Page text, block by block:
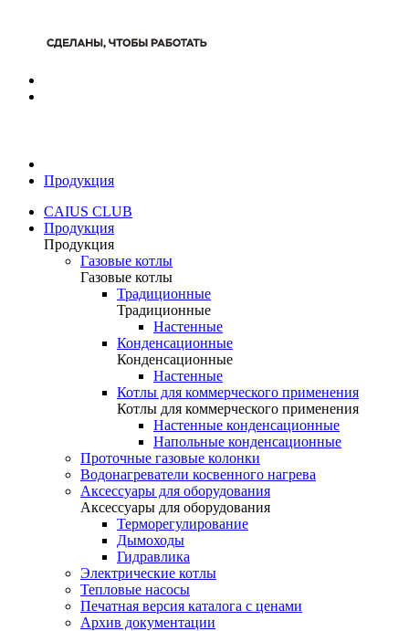
Продукция
CAIUS CLUB
Продукция
Продукция
Газовые котлы
Газовые котлы
Традиционные
Традиционные
Настенные
Конденсационные
Конденсационные
Настенные
Котлы для коммерческого применения
Котлы для коммерческого применения
Настенные конденсационные
Напольные конденсационные
Проточные газовые колонки
Водонагреватели косвенного нагрева
Аксессуары для оборудования
Аксессуары для оборудования
Терморегулирование
Дымоходы
Гидравлика
Электрические котлы
Тепловые насосы
Печатная версия каталога с ценами
Архив документации